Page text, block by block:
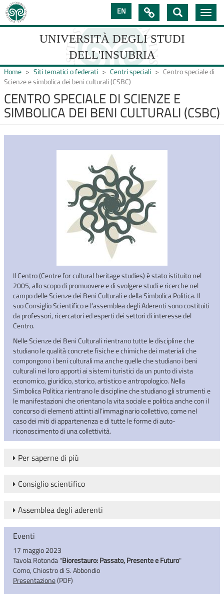
Salta
contenuto
EN
UNIVERSITÀ DEGLI STUDI
DELL'INSUBRIA
UNIVERSIT�
DEGLI
STUDI
DELL'INSUBRIA

Toggle
Home Siti tematici o federati Centri speciali
Centro speciale di
Scienze e simbolica dei beni culturali (CSBC)
CENTRO SPECIALE DI SCIENZE E
SIMBOLICA DEI BENI CULTURALI (CSBC)
Il Centro (Centre for cultural heritage studies) è stato istituito nel
2005, allo scopo di promuovere e di svolgere studi e ricerche nel
campo delle Scienze dei Beni Culturali e della Simbolica Politica. Il
suo Consiglio Scientifico e l’assemblea degli Aderenti sono costituiti
da professori, ricercatori ed esperti dei settori di interesse del
Centro.
Nelle Scienze dei Beni Culturali rientrano tutte le discipline che
studiano le qualità concrete fisiche e chimiche dei materiali che
compongono i beni culturali ma anche quelle che studiano i beni
culturali nei loro apporti ai sistemi turistici da un punto di vista
economico, giuridico, storico, artistico e antropologico. Nella
Simbolica Politica rientrano le discipline che studiano gli strumenti e
le manifestazioni che orientano la vita sociale e politica anche con il
concorso di elementi attinti all’immaginario collettivo, come nel
caso dei miti di appartenenza e di tutte le forme di auto-
riconoscimento di una collettività.
Per saperne di più
Consiglio scientifico
Assemblea degli aderenti
Eventi
17 maggio 2023
Tavola Rotonda "Biorestauro: Passato, Presente e Futuro"
Como, Chiostro di S. Abbondio
Presentazione(PDF)